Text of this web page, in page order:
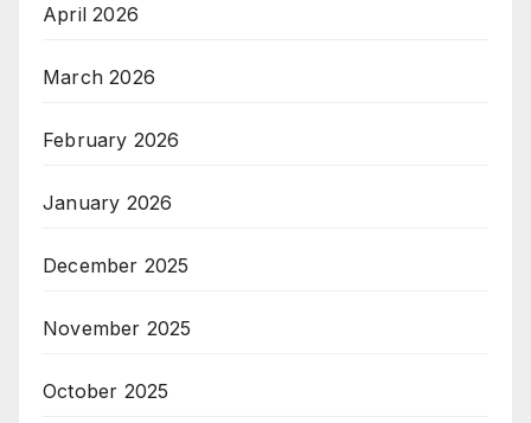
April 2026
March 2026
February 2026
January 2026
December 2025
November 2025
October 2025